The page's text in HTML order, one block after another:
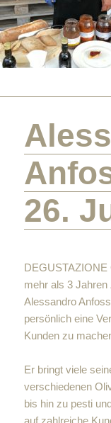
26.
mehr als 3
Alessandro
persönlich eine
Kunden zu
Er bringt viele
verschiedenen
bis hin zu pesti